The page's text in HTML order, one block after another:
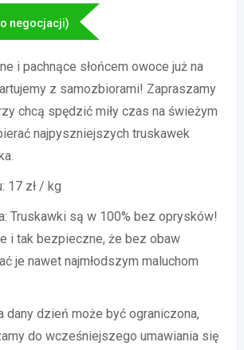
negocjacji)
i pachnące słońcem owoce już na
z samozbiorami! Zapraszamy
chcą spędzić miły czas na świeżym
najpyszniejszych truskawek
17 zł / kg
Truskawki są w 100% bez oprysków!
i tak bezpieczne, że bez obaw
je nawet najmłodszym maluchom
dany dzień może być ograniczona,
do wcześniejszego umawiania się